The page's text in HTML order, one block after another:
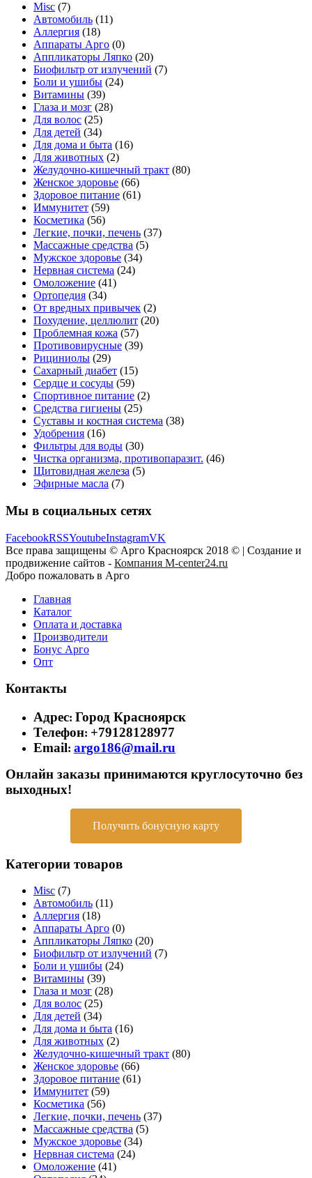
Misc (7)
Автомобиль (11)
Аллергия (18)
Аппараты Арго (0)
Аппликаторы Ляпко (20)
Биофильтр от излучений (7)
Боли и ушибы (24)
Витамины (39)
Глаза и мозг (28)
Для волос (25)
Для детей (34)
Для дома и быта (16)
Для животных (2)
Желудочно-кишечный тракт (80)
Женское здоровье (66)
Здоровое питание (61)
Иммунитет (59)
Косметика (56)
Легкие, почки, печень (37)
Массажные средства (5)
Мужское здоровье (34)
Нервная система (24)
Омоложение (41)
Ортопедия (34)
От вредных привычек (2)
Похудение, целлюлит (20)
Проблемная кожа (57)
Противовирусные (39)
Рициниолы (29)
Сахарный диабет (15)
Сердце и сосуды (59)
Спортивное питание (2)
Средства гигиены (25)
Суставы и костная система (38)
Удобрения (16)
Фильтры для воды (30)
Чистка организма, противопаразит. (46)
Щитовидная железа (5)
Эфирные масла (7)
Мы в социальных сетях
FacebookRSSYoutubeInstagramVK
Все права защищены © Арго Красноярск 2018 © | Создание и
продвижение сайтов - Компания M-center24.ru
Добро пожаловать в Арго
Главная
Каталог
Оплата и доставка
Производители
Бонус Арго
Опт
Контакты
Адрес: Город Красноярск
Телефон: +79128128977
Email: argo186@mail.ru
Онлайн заказы принимаются круглосуточно без
выходных!
Получить бонусную карту
Категории товаров
Misc (7)
Автомобиль (11)
Аллергия (18)
Аппараты Арго (0)
Аппликаторы Ляпко (20)
Биофильтр от излучений (7)
Боли и ушибы (24)
Витамины (39)
Глаза и мозг (28)
Для волос (25)
Для детей (34)
Для дома и быта (16)
Для животных (2)
Желудочно-кишечный тракт (80)
Женское здоровье (66)
Здоровое питание (61)
Иммунитет (59)
Косметика (56)
Легкие, почки, печень (37)
Массажные средства (5)
Мужское здоровье (34)
Нервная система (24)
Омоложение (41)